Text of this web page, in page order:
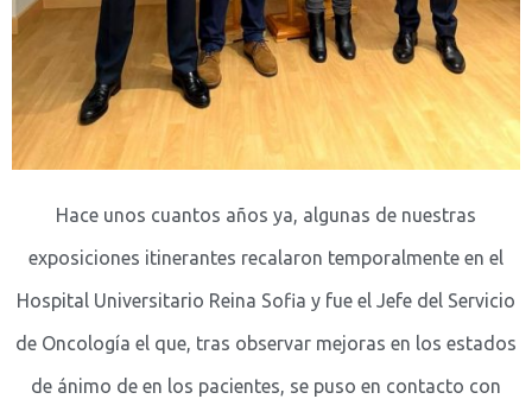
Hace unos cuantos años ya, algunas de nuestras
exposiciones itinerantes recalaron temporalmente en el
Hospital Universitario Reina Sofia y fue el Jefe del Servicio
de Oncología el que, tras observar mejoras en los estados
de ánimo de en los pacientes, se puso en contacto con